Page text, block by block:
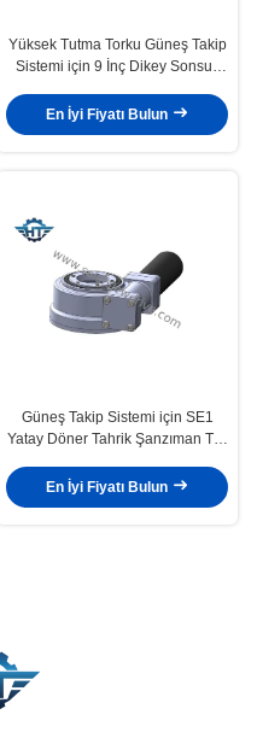
Yüksek Tutma Torku Güneş Takip
Sistemi için 9 İnç Dikey Sonsuz
En İyi Fiyatı Bulun
Güneş Takip Sistemi için SE1
Yatay Döner Tahrik Şanzıman Tek
En İyi Fiyatı Bulun